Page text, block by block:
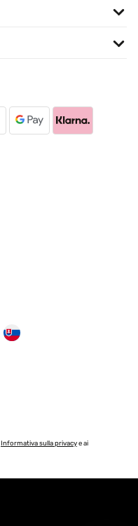
Informativa sulla privacye ai